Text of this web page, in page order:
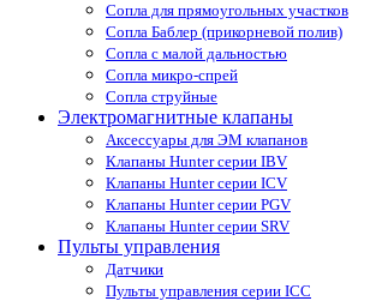
Сопла для прямоугольных участков
Сопла Баблер (прикорневой полив)
Сопла с малой дальностью
Сопла микро-спрей
Сопла струйные
Электромагнитные клапаны
Аксессуары для ЭМ клапанов
Клапаны Hunter серии IBV
Клапаны Hunter серии ICV
Клапаны Hunter серии PGV
Клапаны Hunter серии SRV
Пульты управления
Датчики
Пульты управления серии ICС